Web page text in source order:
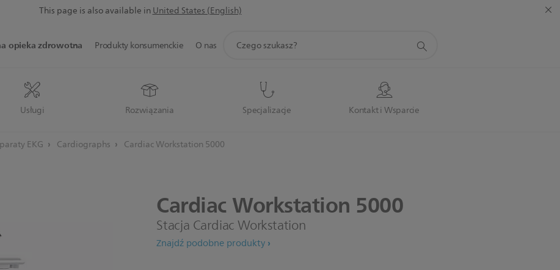
This page is also available inUnited States (English)
opieka zdrowotna
Usługi Rozwiązania Specjalizacje Kontakt i Wsparcie
Produkty konsumenckie O nas
wsparcie
EKG Cardiographs Cardiac Workstation 5000
CardiacWorkstation 5000
Stacja Cardiac Workstation
Znajdź podobne produkty